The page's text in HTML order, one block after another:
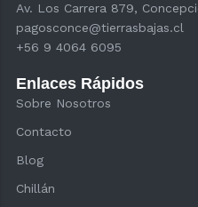
Av. Los Carrera 879,
pagosconce@tierrasbajas.cl
+56 9 4064 6095
Enlaces Rápidos
Sobre Nosotros
Contacto
Blog
Chillán